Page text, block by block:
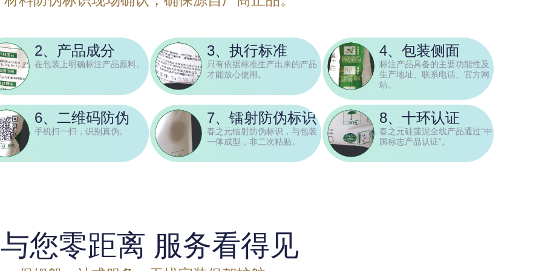
2、产品成分
在包装上明确标注产品原料。
3、执行标准
只有依据标准生产出来的产品
才能放心使用。
4、包装侧面
标注产品具备的主要功能性及
生产地址、联系电话、官方网
站。
6、二维码防伪
手机扫一扫，识别真伪。
7、镭射防伪标识
春之元镭射防伪标识，与包装
一体成型，非二次粘贴。
8、十环认证
春之元硅藻泥全线产品通过“中
国标志产品认证”。
与您零距离 服务看得见